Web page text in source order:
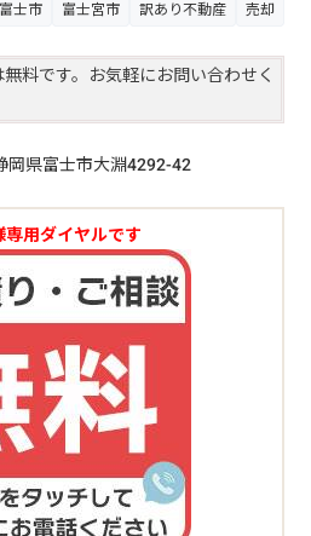
富士市 富士宮市 訳あり不動産 売却
料です。お気軽にお問い合わせく
岡県富士市大淵4292-42
用ダイヤルです